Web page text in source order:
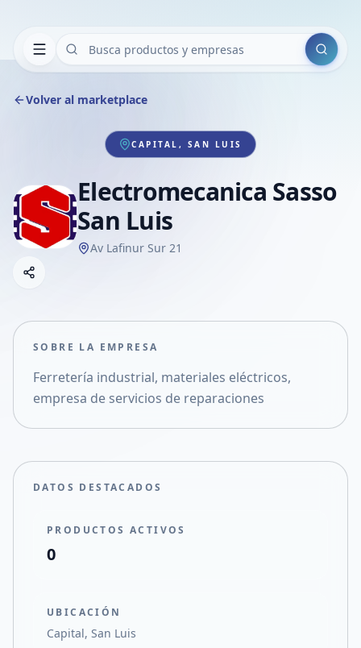
Buscar
Volver al marketplace
CAPITAL, SAN LUIS
Electromecanica Sasso
San Luis
Av Lafinur Sur 21
Compartir empresa
Compartir en X
SOBRE LA EMPRESA
Ferretería industrial, materiales eléctricos,
empresa de servicios de reparaciones
DATOS DESTACADOS
PRODUCTOS ACTIVOS
0
UBICACIÓN
Capital, San Luis